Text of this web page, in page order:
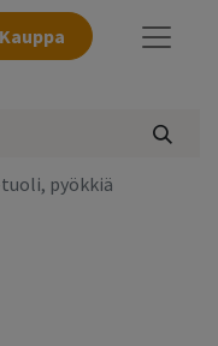
Kauppa
pyökkiä